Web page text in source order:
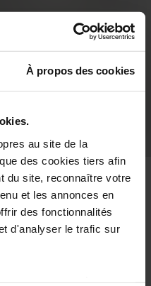
À propos des cookies
au site de la
des cookies tiers afin
du site, reconnaître votre
et les annonces en
des fonctionnalités
d'analyser le trafic sur